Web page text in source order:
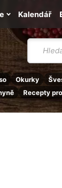
Okurky
Recepty
Kalendář